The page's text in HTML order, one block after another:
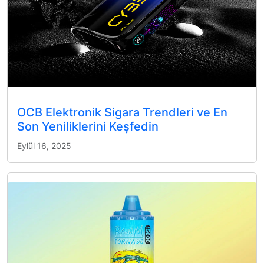
OCB Elektronik Sigara Trendleri ve En
Son Yeniliklerini Keşfedin
Eylül 16, 2025